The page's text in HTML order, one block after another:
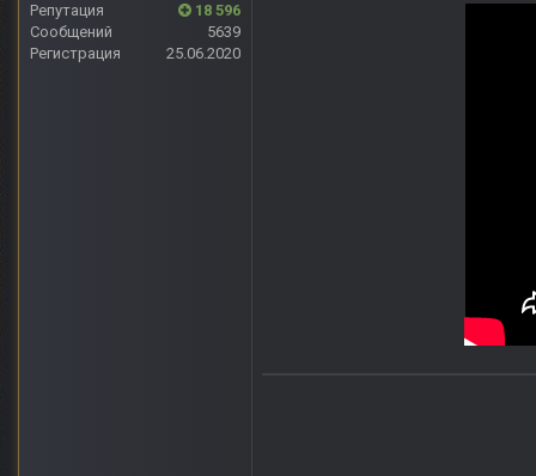
Репутация
18 596
Сообщений
5639
Регистрация
25.06.2020